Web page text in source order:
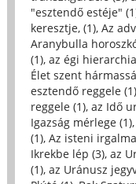
"esztendő estéje"
keresztje, (1), Az
Aranybulla
(1), az égi
Élet szent
esztendő reggele (1)
reggele (1), az Idő
Igazság mérlege (1),
(1), Az isteni
Ikrekbe lép (3), az
(1), az Uránusz